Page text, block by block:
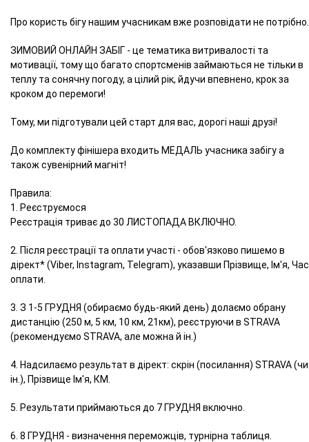
Про користь бігу нашим учасникам вже розповідати не потрібно.
ЗИМОВИЙ ОНЛАЙН ЗАБІГ - це тематика витривалості та
мотивації, тому що багато спортсменів займаються не тільки в
теплу та сонячну погоду, а цілий рік, йдучи впевнено, крок за
кроком до перемоги!
Тому, ми підготували цей старт для вас, дорогі наші друзі!
До комплекту фінішера входить МЕДАЛЬ учасника забігу а
також сувенірний магніт!
Правила:
1. Реєструємося
Реєстрація триває до 30 ЛИСТОПАДА ВКЛЮЧНО.
2. Після реєстрації та оплати участі - обов'язково пишемо в
дірект* (Viber, Instagram, Telegram), указавши Прізвище, Ім'я, Час
оплати.
3. З 1-5 ГРУДНЯ (обираємо будь-який день) долаємо обрану
дистанцію (250 м, 5 км, 10 км, 21км), реєструючи в STRAVA
(рекомендуємо STRAVA, але можна й ін.)
4. Надсилаємо результат в дірект: скрін (посилання) STRAVA (чи
ін.), Прізвище Ім'я, КМ.
5. Результати приймаються до 7 ГРУДНЯ включно.
6. 8 ГРУДНЯ - визначення переможців, турнірна таблиця.